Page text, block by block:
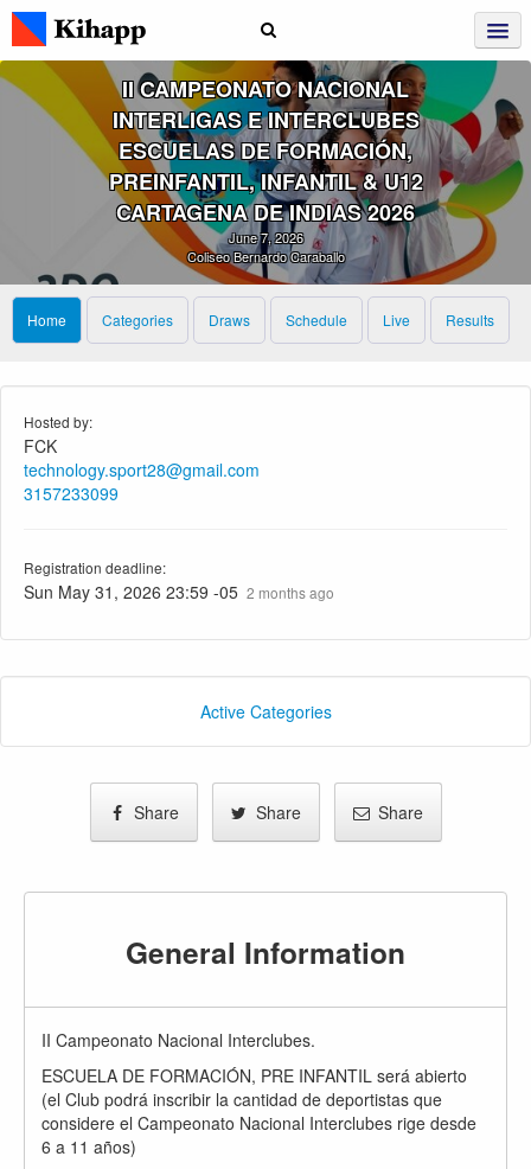
II CAMPEONATO NACIONAL
INTERLIGAS E INTERCLUBES
ESCUELAS DE FORMACIÓN,
PREINFANTIL, INFANTIL & U12
CARTAGENA DE INDIAS 2026
June 7, 2026
Coliseo Bernardo Caraballo
Home Categories Draws Schedule Live Results
Hosted by:
FCK
technology.sport28@gmail.com
3157233099
Registration deadline:
Sun May 31, 2026 23:59 -05 2 months ago
Active Categories
Share Share Share
General Information
II Campeonato Nacional Interclubes.
ESCUELA DE FORMACIÓN, PRE INFANTIL será abierto
(el Club podrá inscribir la cantidad de deportistas que
considere el Campeonato Nacional Interclubes rige desde
6 a 11 años)